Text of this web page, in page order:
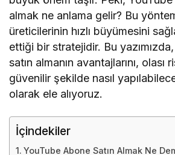
YouTube Abone Satın Almak Ne
YouTube Abone Satın Almanın
Daha Hızlı Büyüme
Algoritmada Öne Çıkma Şansı
Sosyal Kanıt Oluşturma
YouTube Abone Satın Alırken
Gerekenler
Güvenilir Hizmet Sağlayıcılarını
YouTube Abone Satın Almanın
YouTube Politikalarına Aykırılık